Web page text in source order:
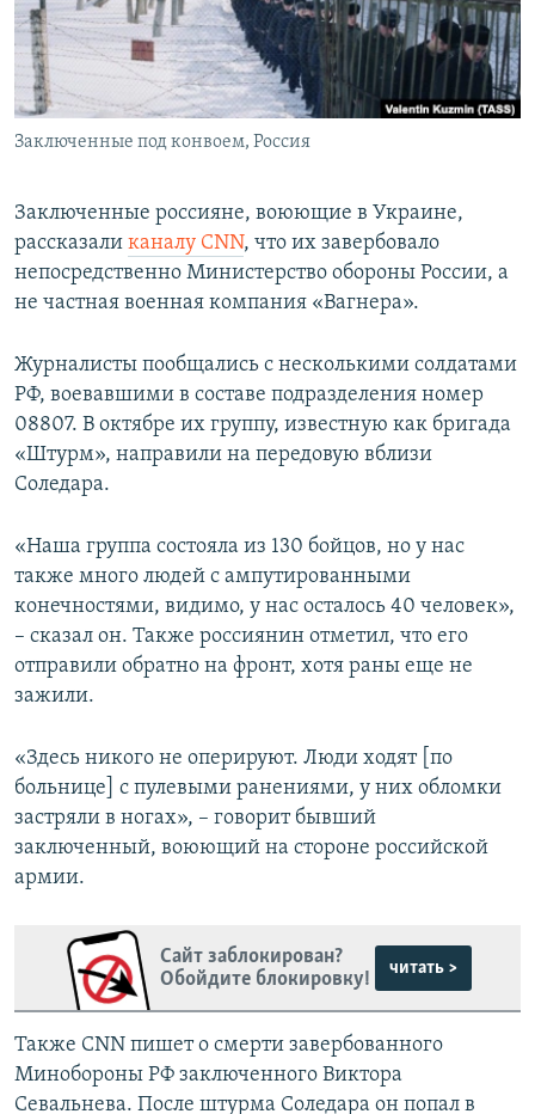
ПОБЕДИТЕЛЕЙ НЕ СУДЯТ?
КРЫМ.НЕПОКОРЕННЫЙ
ELIFBE
УКРАИНСКАЯ ПРОБЛЕМА КРЫМА
ПРИСОЕДИНЯЙТЕСЬ!
Заключенные под конвоем, Россия
Заключенные россияне, воюющие в Украине,
рассказали каналу CNN, что их завербовало
непосредственно Министерство обороны России, а
не частная военная компания «Вагнера».
Журналисты пообщались с несколькими солдатами
РФ, воевавшими в составе подразделения номер
08807. В октябре их группу, известную как бригада
«Штурм», направили на передовую вблизи
Соледара.
«Наша группа состояла из 130 бойцов, но у нас
также много людей с ампутированными
конечностями, видимо, у нас осталось 40 человек»,
– сказал он. Также россиянин отметил, что его
отправили обратно на фронт, хотя раны еще не
зажили.
«Здесь никого не оперируют. Люди ходят [по
больнице] с пулевыми ранениями, у них обломки
застряли в ногах», – говорит бывший
заключенный, воюющий на стороне российской
армии.
Сайт заблокирован?
Обойдите блокировку!
читать >
Также CNN пишет о смерти завербованного
Минобороны РФ заключенного Виктора
Севальнева. После штурма Соледара он попал в